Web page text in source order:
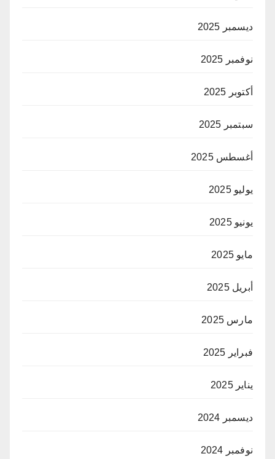
ديسمبر 2025
نوفمبر 2025
أكتوبر 2025
سبتمبر 2025
أغسطس 2025
يوليو 2025
يونيو 2025
مايو 2025
أبريل 2025
مارس 2025
فبراير 2025
يناير 2025
ديسمبر 2024
نوفمبر 2024